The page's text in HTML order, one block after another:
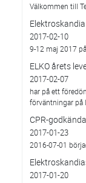
Välkommen till
2017-02-10
9-12 maj 2017
ELKO årets
2017-02-07
har på ett
förväntningar på
CPR-
2017-01-23
2016-07-01
2017-01-20